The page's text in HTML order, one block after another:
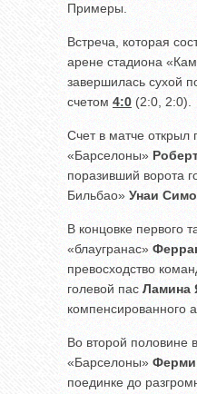
Примеры.
Встреча, которая
арене стадиона
завершилась сухой
счетом 4:0 (2:0, 2:0).
Счет в матче
«Барселоны»
поразивший ворота
Бильбао» Унаи
В концовке первого
«блаугранас»
превосходство
голевой пас Ламина
компенсированного
Во второй половине
«Барселоны»
поединке до